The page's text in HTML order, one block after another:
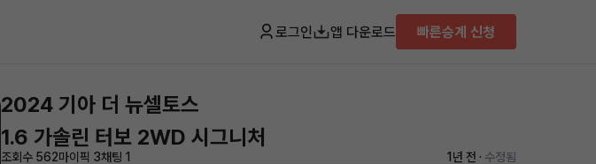
로그인 앱 다운로드 빠른승계 신청
2024 기아 더 뉴셀토스
1.6 가솔린 터보 2WD 시그니처
조회수 562마이픽 3채팅 1 1년 전 · 수정됨